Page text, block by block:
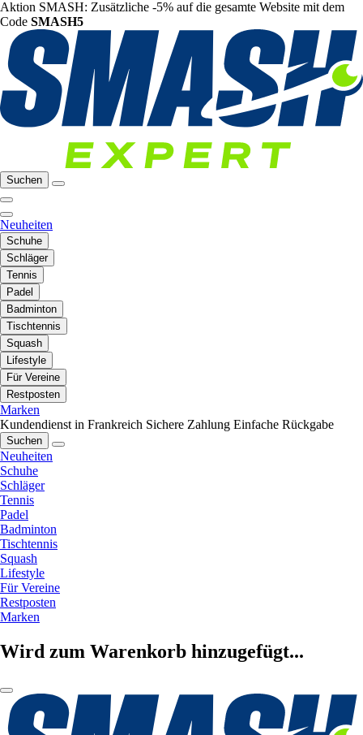
Aktion SMASH: Zusätzliche -5% auf die gesamte Website mit dem
Code SMASH5
Suchen
Neuheiten
Schuhe
Schläger
Tennis
Padel
Badminton
Tischtennis
Squash
Lifestyle
Für Vereine
Restposten
Marken
Kundendienst in Frankreich Sichere Zahlung Einfache Rückgabe
Suchen
Neuheiten
Schuhe
Schläger
Tennis
Padel
Badminton
Tischtennis
Squash
Lifestyle
Für Vereine
Restposten
Marken
Wird zum Warenkorb hinzugefügt...